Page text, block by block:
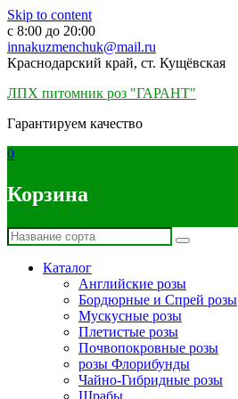
Skip to content
c 8:00 до 20:00
innakuzmenchuk@mail.ru
Краснодарский край, ст. Кущёвская
ЛПХ питомник роз "ГАРАНТ"
Гарантируем качество
0
Корзина
Каталог
Английские розы
Бордюрные и Спрей розы
Мускусные розы
Плетистые розы
Почвопокровные розы
розы Флорибунды
Чайно-Гибридные розы
Шрабы